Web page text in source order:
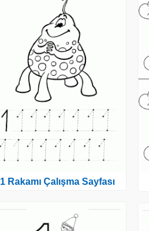
1 Rakamı Çalışma Sayfası